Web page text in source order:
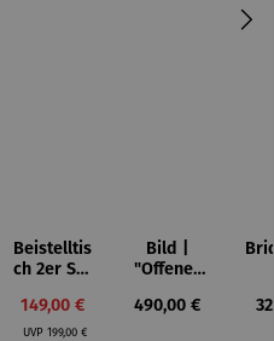
Beistelltis
ch 2er Set
Verkaufspreis:
149,00 €
UVP Regulärer Preis:
199,00 €
Bild |
"Offenes
Collioure"
Regulärer Preis:
490,00 €